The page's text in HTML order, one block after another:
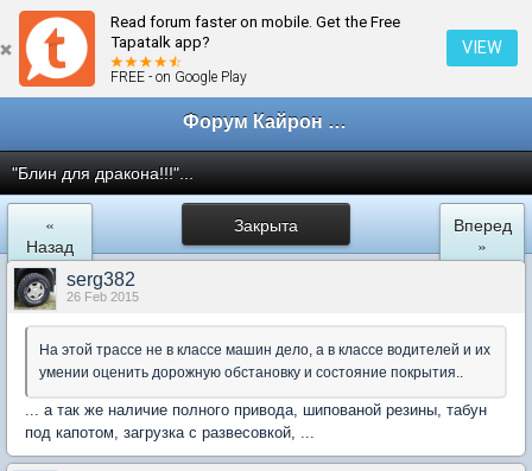
Read forum faster on mobile. Get the Free
Tapatalk app?
FREE - on Google Play
VIEW
← Кайрон клан Санкт-Петербург
Форум Кайрон клана
"Блин для дракона!!!"...
Закрыта
«
Назад
Вперед
»
serg382
26 Feb 2015
На этой трассе не в классе машин дело, а в классе водителей и их
умении оценить дорожную обстановку и состояние покрытия..
... а так же наличие полного привода, шипованой резины, табун
под капотом, загрузка с развесовкой, ...